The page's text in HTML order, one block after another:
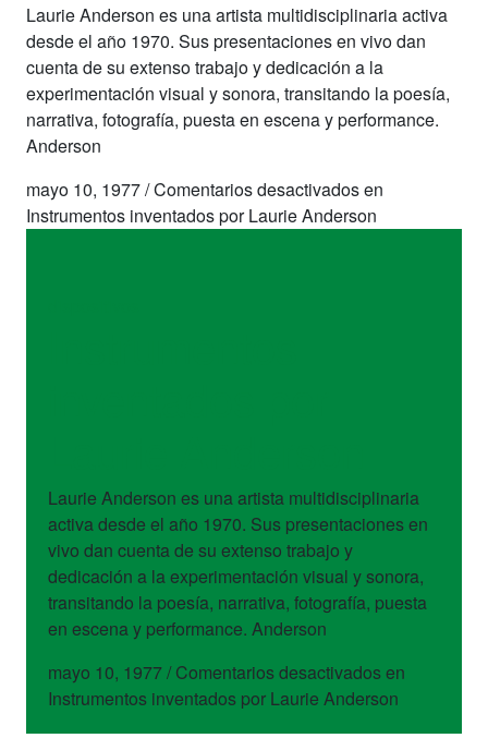
Laurie Anderson es una artista multidisciplinaria activa
desde el año 1970. Sus presentaciones en vivo dan
cuenta de su extenso trabajo y dedicación a la
experimentación visual y sonora, transitando la poesía,
narrativa, fotografía, puesta en escena y performance.
Anderson
mayo 10, 1977/Comentarios desactivadosen
Instrumentos inventados por Laurie Anderson
Laurie Anderson es una artista multidisciplinaria
activa desde el año 1970. Sus presentaciones en
vivo dan cuenta de su extenso trabajo y
dedicación a la experimentación visual y sonora,
transitando la poesía, narrativa, fotografía, puesta
en escena y performance. Anderson
mayo 10, 1977/ Comentarios desactivadosen
Instrumentos inventados por Laurie Anderson